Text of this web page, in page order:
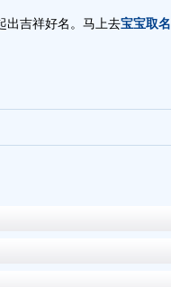
出吉祥好名。马上去宝宝取名